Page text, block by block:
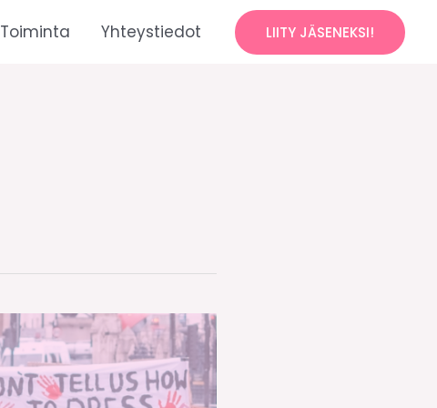
Toiminta Yhteystiedot LIITY JÄSENEKSI!